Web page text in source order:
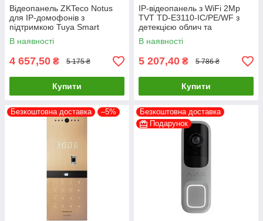
Відеопанель ZKTeco Notus
для IP-домофонів з
підтримкою Tuya Smart
В наявності
4 657,50 ₴ 5 175 ₴
Купити
IP-відеопанель з WiFi 2Mp
TVT TD-E3110-IC/PE/WF з
детекцією облич та
зчитувачем Mifare
В наявності
5 207,40 ₴ 5 786 ₴
Купити
Безкоштовна доставка –5%
Безкоштовна доставка
Подарунок